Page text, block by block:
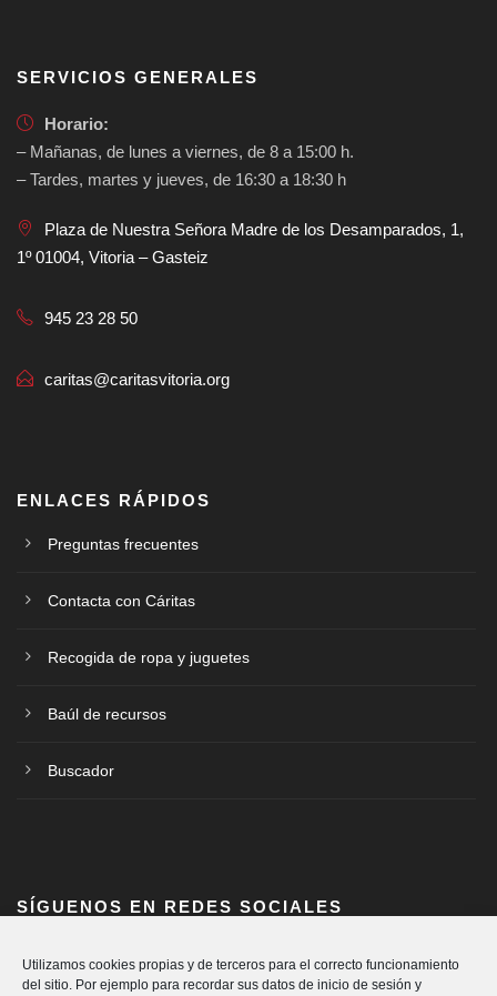
Utilizamos cookies propias y de terceros para el correcto funcionamiento
del sitio. Por ejemplo para recordar sus datos de inicio de sesión y
SERVICIOS GENERALES
Horario:
– Mañanas, de lunes a viernes, de 8 a 15:00 h.
– Tardes, martes y jueves, de 16:30 a 18:30 h
Plaza de Nuestra Señora Madre de los Desamparados, 1,
1º 01004, Vitoria – Gasteiz
945 23 28 50
caritas@caritasvitoria.org
ENLACES RÁPIDOS
Preguntas frecuentes
Contacta con Cáritas
Recogida de ropa y juguetes
Baúl de recursos
Buscador
SÍGUENOS EN REDES SOCIALES